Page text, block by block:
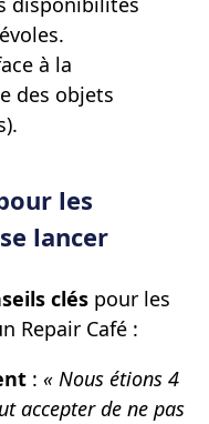
à la
des objets
les
lancer
clés pour les
Repair Café :
: « Nous étions 4
accepter de ne pas